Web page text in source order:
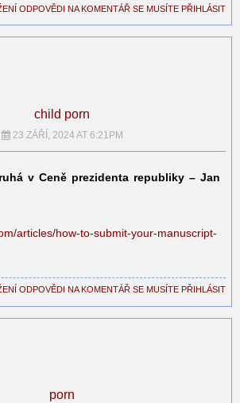
ODPOVĚDI NA KOMENTÁŘ SE MUSÍTE PŘIHLÁSIT
child porn
23 ZÁŘÍ, 2024 AT 6:21PM
v Ceně prezidenta republiky – Jan
articles/how-to-submit-your-manuscript-
ODPOVĚDI NA KOMENTÁŘ SE MUSÍTE PŘIHLÁSIT
porn